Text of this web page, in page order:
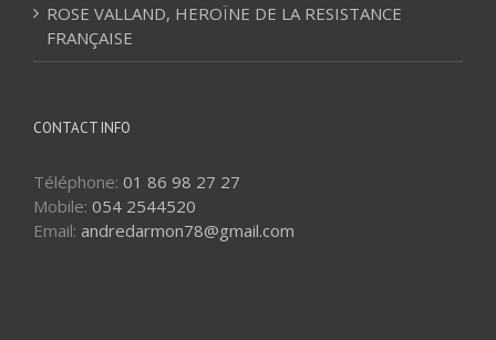
ROSE VALLAND, HEROÏNE DE LA RESISTANCE
FRANÇAISE
CONTACT INFO
Téléphone: 01 86 98 27 27
Mobile: 054 2544520
Email: andredarmon78@gmail.com